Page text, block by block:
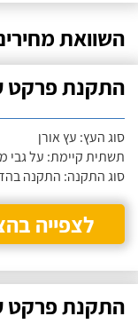
השוואת
התקנת פרקט
סוג העץ: עץ אורן
תשתית קיימת: על גבי
סוג התקנה: התקנה
לצפייה
התקנת פרקט